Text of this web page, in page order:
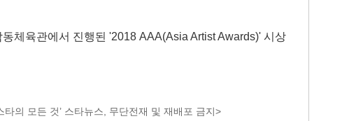
체육관에서 진행된 '2018 AAA(Asia Artist Awards)' 시상
의 모든 것’ 스타뉴스, 무단전재 및 재배포 금지>